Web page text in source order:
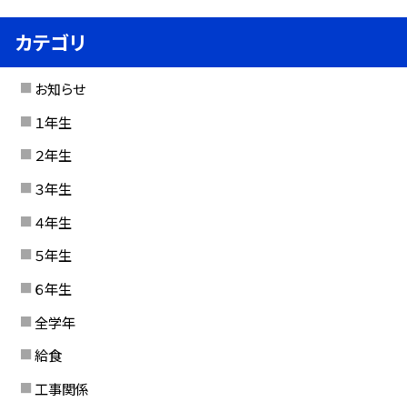
カテゴリ
お知らせ
１年生
２年生
３年生
４年生
５年生
６年生
全学年
給食
工事関係